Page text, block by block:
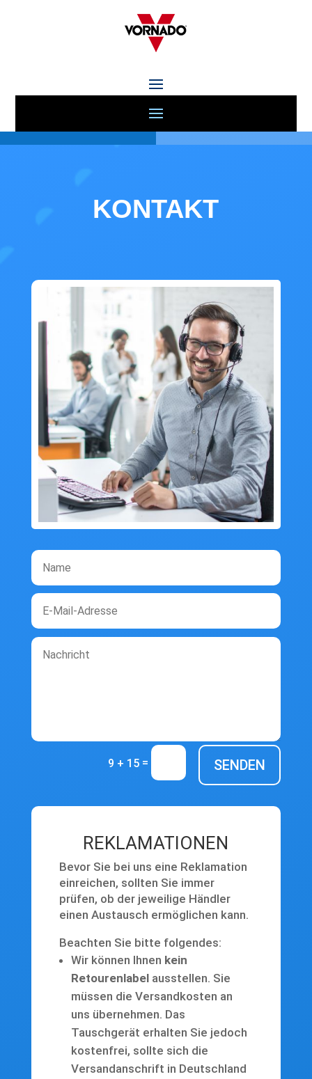
KONTAKT
9 + 15 = SENDEN
REKLAMATIONEN
Bevor Sie bei uns eine Reklamation
einreichen, sollten Sie immer
prüfen, ob der jeweilige Händler
einen Austausch ermöglichen kann.
Beachten Sie bitte folgendes:
Wir können Ihnen kein
Retourenlabelausstellen. Sie
müssen die Versandkosten an
uns übernehmen. Das
Tauschgerät erhalten Sie jedoch
kostenfrei, sollte sich die
Versandanschrift in Deutschland